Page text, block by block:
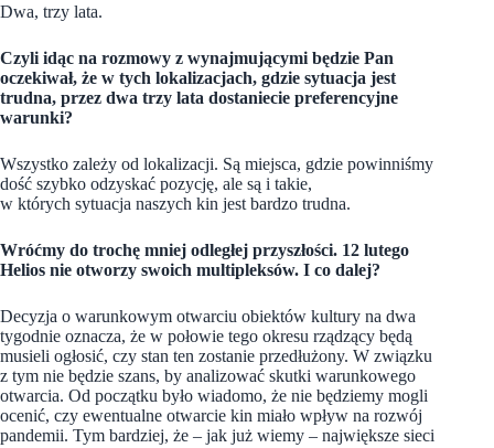
Dwa, trzy lata.
Czyli idąc na rozmowy z wynajmującymi będzie Pan
oczekiwał, że w tych lokalizacjach, gdzie sytuacja jest
trudna, przez dwa trzy lata dostaniecie preferencyjne
warunki?
Wszystko zależy od lokalizacji. Są miejsca, gdzie powinniśmy
dość szybko odzyskać pozycję, ale są i takie,
w których sytuacja naszych kin jest bardzo trudna.
Wróćmy do trochę mniej odległej przyszłości. 12 lutego
Helios nie otworzy swoich multipleksów. I co dalej?
Decyzja o warunkowym otwarciu obiektów kultury na dwa
tygodnie oznacza, że w połowie tego okresu rządzący będą
musieli ogłosić, czy stan ten zostanie przedłużony. W związku
z tym nie będzie szans, by analizować skutki warunkowego
otwarcia. Od początku było wiadomo, że nie będziemy mogli
ocenić, czy ewentualne otwarcie kin miało wpływ na rozwój
pandemii. Tym bardziej, że – jak już wiemy – największe sieci